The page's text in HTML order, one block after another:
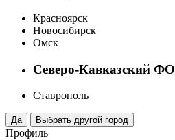
Красноярск
Новосибирск
Омск
Северо-Кавказский ФО
Ставрополь
Профиль